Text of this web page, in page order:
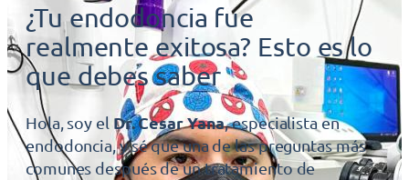
¿Tu endodoncia fue
realmente exitosa? Esto es lo
que debes saber
Hola, soy elDr. Cesar Yana, especialista en
endodoncia, y sé que una de las preguntas más
comunes después de un tratamiento de